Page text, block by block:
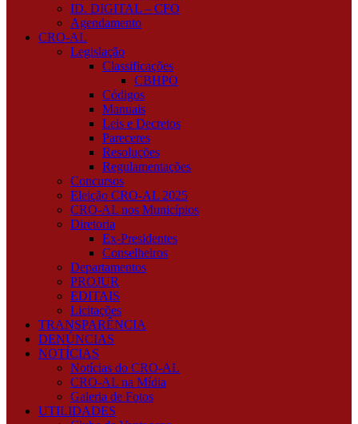
ID. DIGITAL – CFO
Agendamento
CRO-AL
Legislação
Classificações
CBHPO
Códigos
Manuais
Leis e Decretos
Pareceres
Resoluções
Regulamentações
Concursos
Eleição CRO-AL 2025
CRO-AL nos Municípios
Diretoria
Ex-Presidentes
Conselheiros
Departamentos
PROJUR
EDITAIS
Licitações
TRANSPARÊNCIA
DENÚNCIAS
NOTÍCIAS
Notícias do CRO-AL
CRO-AL na Mídia
Galeria de Fotos
UTILIDADES